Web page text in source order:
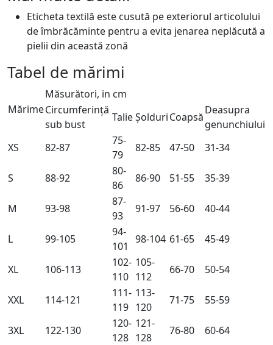
Eticheta textilă este cusută pe exteriorul articolului
de îmbrăcăminte pentru a evita jenarea neplăcută a
pielii din această zonă
Tabel de mărimi
Mărime
Măsurători, in cm
Circumferință
sub bust
TalieȘolduriCoapsă
Deasupra
genunchiului
XS
82-87
75-
79
82-85 47-50 31-34
S 88-92
80-
86
86-90 51-55 35-39
M 93-98
87-
93
91-97 56-60 40-44
L 99-105
94-
101
98-104 61-65 45-49
XL 106-113
102-
110
105-
112
66-70 50-54
XXL 114-121
111-
119
113-
120
71-75 55-59
3XL 122-130
120-
128
121-
128
76-80
60-64